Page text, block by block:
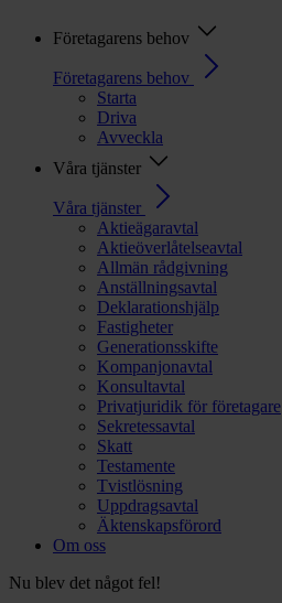
Företagarens behov
Företagarens behov
Starta
Driva
Avveckla
Våra tjänster
Våra tjänster
Aktieägaravtal
Aktieöverlåtelseavtal
Allmän rådgivning
Anställningsavtal
Deklarationshjälp
Fastigheter
Generationsskifte
Kompanjonavtal
Konsultavtal
Privatjuridik för företagare
Sekretessavtal
Skatt
Testamente
Tvistlösning
Uppdragsavtal
Äktenskapsförord
Om oss
Nu blev det något fel!